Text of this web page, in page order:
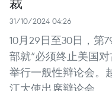
31/10/2024 04:26
10月29日至30日，第
部就“必须终止美国
举行一般性辩论会。
江大使出席辩论会。